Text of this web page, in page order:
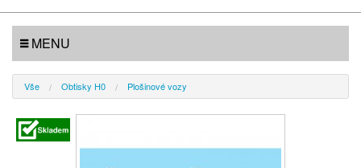
MENU
Vše Obtisky H0 Plošinové vozy